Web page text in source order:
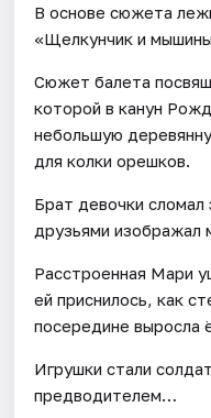
В основе сюжета
«Щелкунчик и
Сюжет балета
которой в канун
небольшую
для колки орешков.
Брат девочки
друзьями изображал
Расстроенная Мари
ей приснилось, как
посередине выросла
Игрушки стали
предводителем…